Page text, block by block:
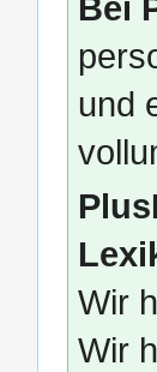
Bei
und
Wir
Wir